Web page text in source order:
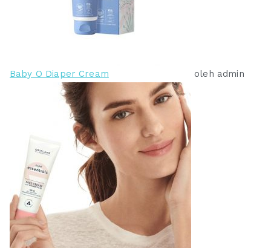
0
0
.
7
5
.
.
Baby O Diaper Cream oleh admin